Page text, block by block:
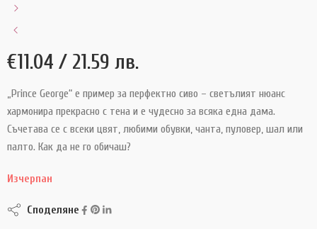
€11.04 / 21.59 лв.
„Prince George“ е пример за перфектно сиво – светълият нюанс
хармонира прекрасно с тена и е чудесно за всяка една дама.
Съчетава се с всеки цвят, любими обувки, чанта, пуловер, шал или
палто. Как да не го обичаш?
Изчерпан
Споделяне